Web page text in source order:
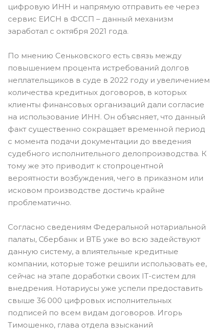
цифровую ИНН и напрямую отправить ее через
сервис ЕИСН в ФССП – данный механизм
заработал с октября 2021 года.
По мнению Сеньковского есть связь между
повышением процента истребований долгов
неплательщиков в суде в 2022 году и увеличением
количества кредитных договоров, в которых
клиенты финансовых организаций дали согласие
на использование ИНН. Он объясняет, что данный
факт существенно сокращает временной период
с момента подачи документации до введения
судебного исполнительного делопроизводства. К
тому же это приводит к стопроцентной
вероятности возбуждения, чего в приказном или
исковом производстве достичь крайне
проблематично.
Согласно сведениям Федеральной нотариальной
палаты, Сбербанк и ВТБ уже во всю задействуют
данную систему, а влиятельные кредитные
компании, которые тоже решили использовать ее,
сейчас на этапе доработки своих IT-систем для
внедрения. Нотариусы уже успели предоставить
свыше 36 000 цифровых исполнительных
подписей по всем видам договоров. Игорь
Тимошенко, глава отдела взысканий